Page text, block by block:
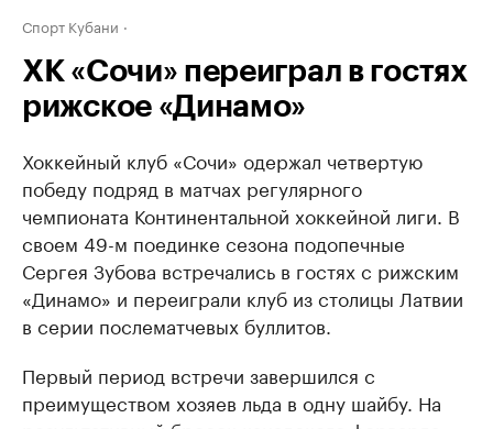
Спорт Кубани
ХК «Сочи» переиграл в гостях
рижское «Динамо»
Хоккейный клуб «Сочи» одержал четвертую
победу подряд в матчах регулярного
чемпионата Континентальной хоккейной лиги. В
своем 49-м поединке сезона подопечные
Сергея Зубова встречались в гостях с рижским
«Динамо» и переиграли клуб из столицы Латвии
в серии послематчевых буллитов.
Первый период встречи завершился с
преимуществом хозяев льда в одну шайбу. На